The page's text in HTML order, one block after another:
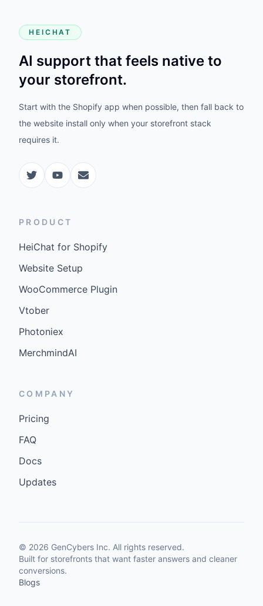
HEICHAT
AI support that feels native to
your storefront.
Start with the Shopify app when possible, then fall back to
the website install only when your storefront stack
requires it.
PRODUCT
HeiChat for Shopify
Website Setup
WooCommerce Plugin
Vtober
Photoniex
MerchmindAI
COMPANY
Pricing
FAQ
Docs
Updates
© 2026 GenCybers Inc. All rights reserved.
Built for storefronts that want faster answers and cleaner
conversions.
Blogs